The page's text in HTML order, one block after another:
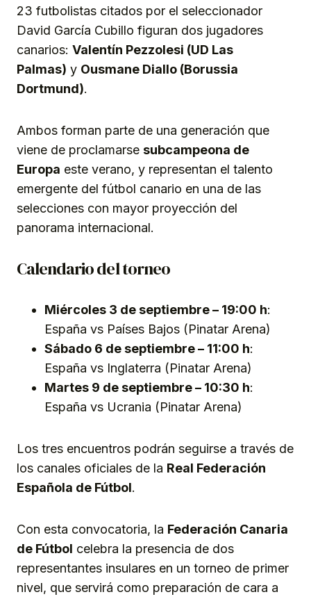
23 futbolistas citados por el seleccionador
David García Cubillo figuran dos jugadores
canarios: Valentín Pezzolesi (UD Las
Palmas) y Ousmane Diallo (Borussia
Dortmund).
Ambos forman parte de una generación que
viene de proclamarse subcampeona de
Europa este verano, y representan el talento
emergente del fútbol canario en una de las
selecciones con mayor proyección del
panorama internacional.
Calendario del torneo
Miércoles 3 de septiembre – 19:00 h:
España vs Países Bajos (Pinatar Arena)
Sábado 6 de septiembre – 11:00 h:
España vs Inglaterra (Pinatar Arena)
Martes 9 de septiembre – 10:30 h:
España vs Ucrania (Pinatar Arena)
Los tres encuentros podrán seguirse a través de
los canales oficiales de la Real Federación
Española de Fútbol.
Con esta convocatoria, la Federación Canaria
de Fútbol celebra la presencia de dos
representantes insulares en un torneo de primer
nivel, que servirá como preparación de cara a